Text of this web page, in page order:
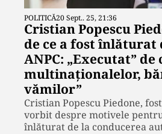
POLITICĂ20 Sept.. 25, 21:36
Cristian Popescu
de ce a fost
ANPC: „Executat”
multinaționalelor,
vămilor”
Cristian Popescu Piedone,
vorbit despre motivele
înlăturat de la conducerea